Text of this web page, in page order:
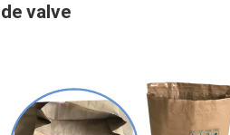
de valve